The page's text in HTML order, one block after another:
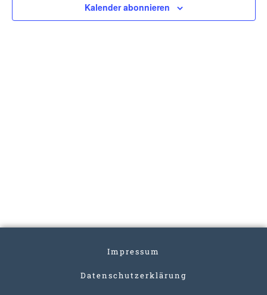
Kalender abonnieren
Impressum
Datenschutzerklärung